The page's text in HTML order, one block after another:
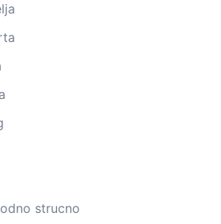
strucno